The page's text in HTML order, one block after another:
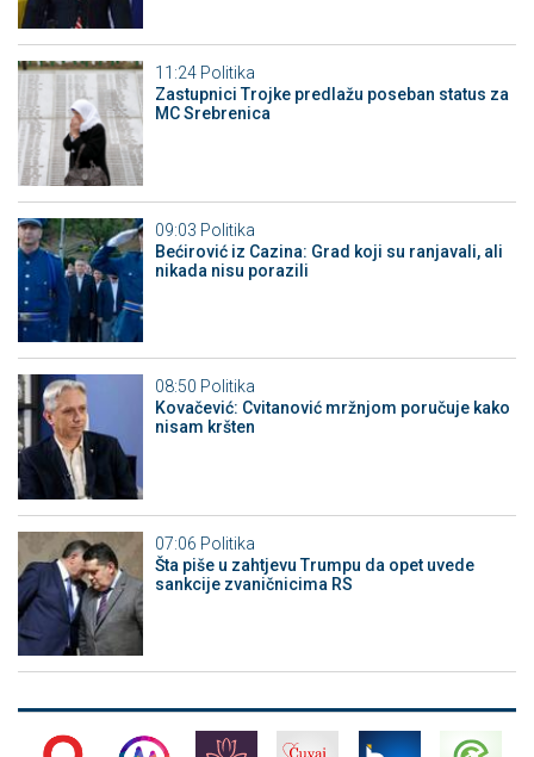
11:24 Politika
Zastupnici Trojke predlažu poseban status za
MC Srebrenica
09:03 Politika
Bećirović iz Cazina: Grad koji su ranjavali, ali
nikada nisu porazili
08:50 Politika
Kovačević: Cvitanović mržnjom poručuje kako
nisam kršten
07:06 Politika
Šta piše u zahtjevu Trumpu da opet uvede
sankcije zvaničnicima RS